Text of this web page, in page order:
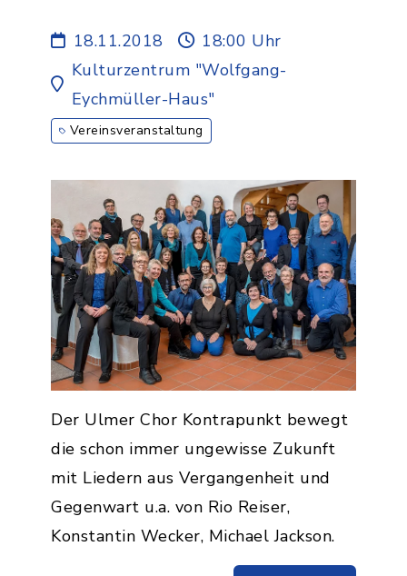
18.11.2018
18:00 Uhr
Kulturzentrum "Wolfgang-
Eychmüller-Haus"
Vereinsveranstaltung
Der Ulmer Chor Kontrapunkt bewegt
die schon immer ungewisse Zukunft
mit Liedern aus Vergangenheit und
Gegenwart u.a. von Rio Reiser,
Konstantin Wecker, Michael Jackson.